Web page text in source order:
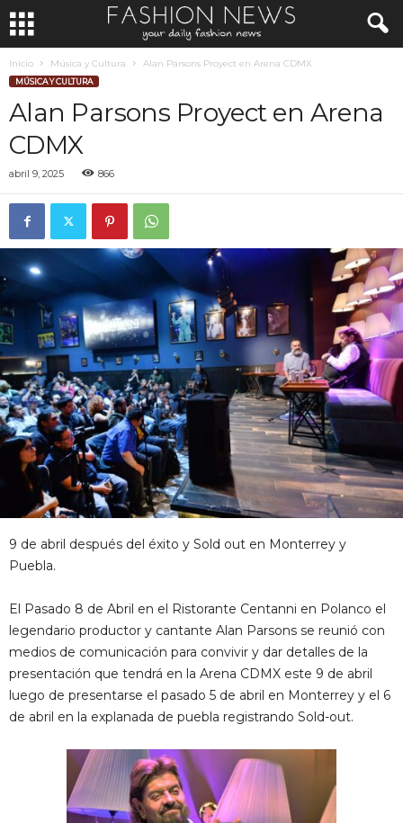
Inicio Música y Cultura Alan Parsons Proyect en Arena CDMX
MÚSICA Y CULTURA
Alan Parsons Proyect en Arena
CDMX
abril 9, 2025 866
9 de abril después del éxito y Sold out en Monterrey y
Puebla.
El Pasado 8 de Abril en el Ristorante Centanni en Polanco el
legendario productor y cantante Alan Parsons se reunió con
medios de comunicación para convivir y dar detalles de la
presentación que tendrá en la Arena CDMX este 9 de abril
luego de presentarse el pasado 5 de abril en Monterrey y el 6
de abril en la explanada de puebla registrando Sold-out.